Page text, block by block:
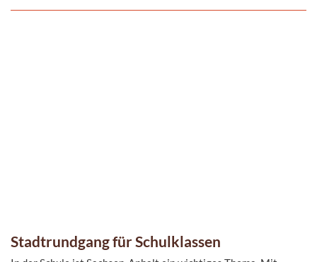
Stadtrundgang für Schulklassen